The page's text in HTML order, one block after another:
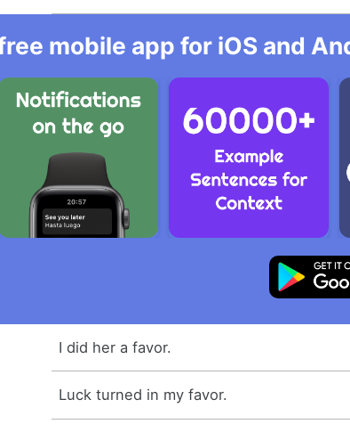
mobile app for iOS and
I did her a favor.
Luck turned in my favor.